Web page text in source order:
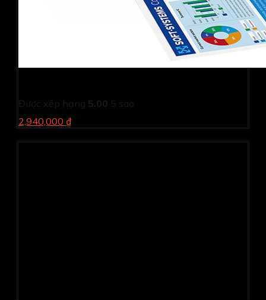
Được xếp hạng 5.00 5 sao
2,940,000 ₫